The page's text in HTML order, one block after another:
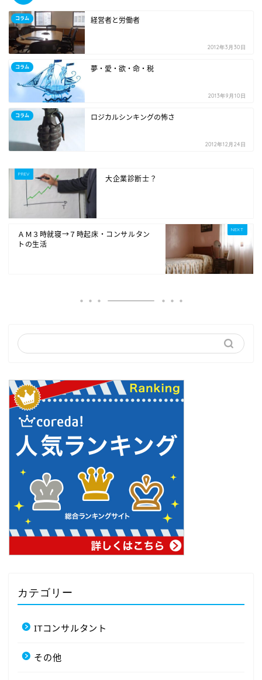
コラム 経営者と労働者
2012年3月30日
コラム 夢・愛・欲・命・税
2013年9月10日
コラム ロジカルシンキングの怖さ
2012年12月24日
大企業診断士？
ＡＭ３時就寝→７時起床・コンサルタン
トの生活
カテゴリー
ITコンサルタント
その他